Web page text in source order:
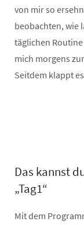
von mir so
beobachten, wie
täglichen
mich morgens
Seitdem klappt
Das kannst
„Tag1“
Mit dem